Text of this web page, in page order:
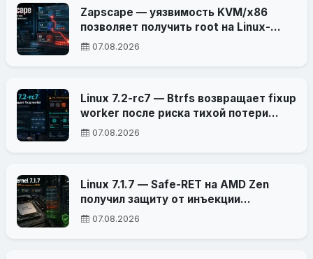
Zapscape — уязвимость KVM/x86
позволяет получить root на Linux-
хосте из гостевой VM
07.08.2026
Linux 7.2-rc7 — Btrfs возвращает fixup
worker после риска тихой потери
данных
07.08.2026
Linux 7.1.7 — Safe-RET на AMD Zen
получил защиту от инъекции
прерываний
07.08.2026